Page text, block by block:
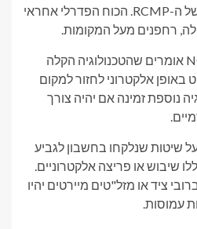
לאכיפה", נאמר בהצהרה של ה-RCMP. הכוח הפדרלי אחראי
רחפנים מעל המקומות.
גורמים רשמיים ב- NORAD אומרים שהטכנולוגיה הקלה
אלקטרוני לחזור למקום
נוספת זמינה אם יהיה צורך
שיטות שנלקחו בחשבון לגביע
שיבוש או פריצה אלקטרוניים.
ציד או מזל"טים מיירטים יהיו
עמוסות.